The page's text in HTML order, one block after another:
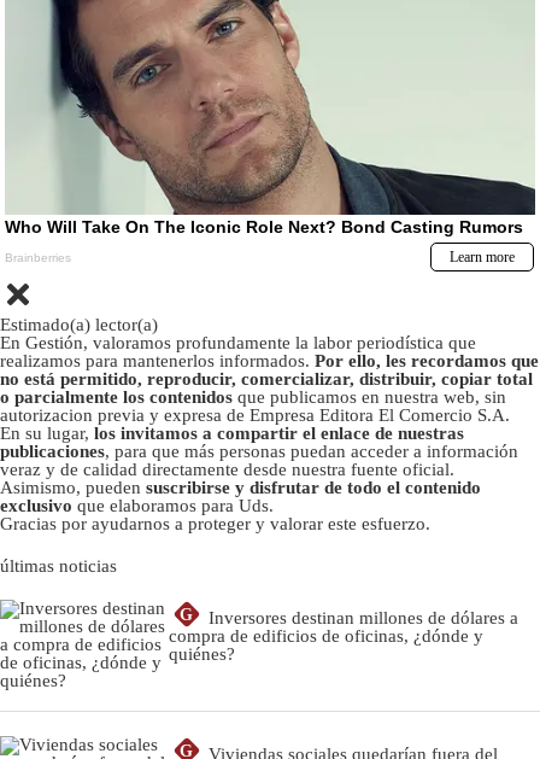
Estimado(a) lector(a)
En Gestión, valoramos profundamente la labor periodística que
realizamos para mantenerlos informados. Por ello, les recordamos que
no está permitido, reproducir, comercializar, distribuir, copiar total
o parcialmente los contenidos que publicamos en nuestra web, sin
autorizacion previa y expresa de Empresa Editora El Comercio S.A.
En su lugar, los invitamos a compartir el enlace de nuestras
publicaciones, para que más personas puedan acceder a información
veraz y de calidad directamente desde nuestra fuente oficial.
Asimismo, pueden suscribirse y disfrutar de todo el contenido
exclusivo que elaboramos para Uds.
Gracias por ayudarnos a proteger y valorar este esfuerzo.
últimas noticias
G
Inversores destinan millones de dólares a
compra de edificios de oficinas, ¿dónde y
quiénes?
G
Viviendas sociales quedarían fuera del